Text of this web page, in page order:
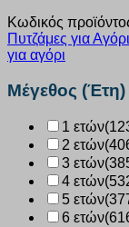
Κωδικός
Πυτζάμες για
για αγόρι
Μέγεθος (Έτη)
1 ετών
2 ετών
3 ετών
4 ετών
5 ετών
6 ετών